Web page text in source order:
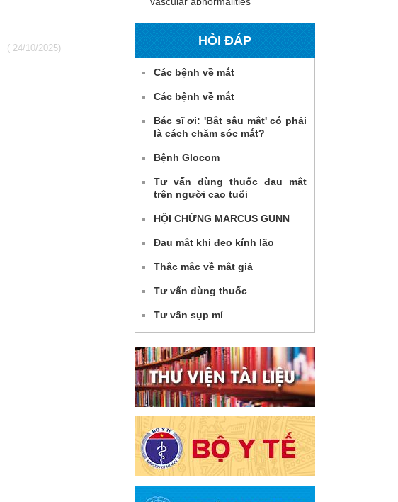
( 24/10/2025)
HỎI ĐÁP
Các bệnh về mắt
Các bệnh về mắt
Bác sĩ ơi: 'Bắt sâu mắt' có phải
là cách chăm sóc mắt?
Bệnh Glocom
Tư vấn dùng thuốc đau mắt
trên người cao tuổi
HỘI CHỨNG MARCUS GUNN
Đau mắt khi đeo kính lão
Thắc mắc về mắt giả
Tư vấn dùng thuốc
Tư vấn sụp mí